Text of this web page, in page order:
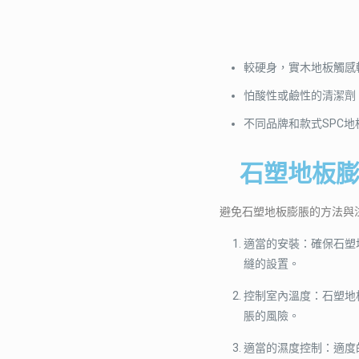
較硬身，實木地板觸感
怕酸性或鹼性的清潔劑
不同品牌和款式SPC
石塑地板
避免石塑地板膨脹的方法與
適當的安裝：確保石
縫的設置。
控制室內溫度：石塑
脹的風險。
適當的濕度控制：適